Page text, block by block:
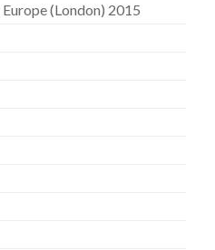
(London) 2015